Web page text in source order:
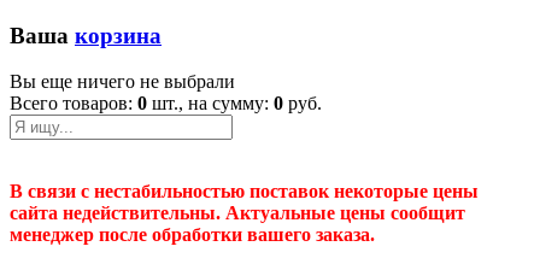
Ваша корзина
Вы еще ничего не выбрали
Всего товаров: 0 шт., на сумму: 0 руб.
В связи с нестабильностью поставок некоторые цены
сайта недействительны. Актуальные цены сообщит
менеджер после обработки вашего заказа.